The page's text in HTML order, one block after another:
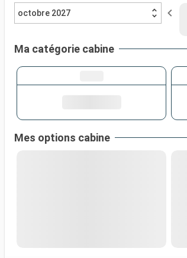
octobre 2027
Ma catégorie cabine
Mes options cabine